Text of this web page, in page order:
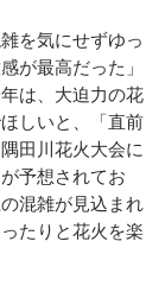
を気にせずゆっ
が最高だった」
は、大迫力の花
しいと、「直前
田川花火大会に
予想されてお
混雑が見込まれ
たりと花火を楽